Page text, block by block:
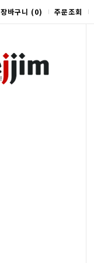
장바구니 (0) 주문조회